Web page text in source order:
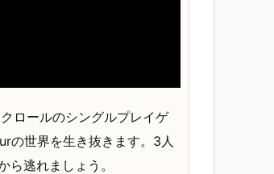
ロールのシングルプレイゲ
の世界を生き抜きます。3人
逃れましょう。